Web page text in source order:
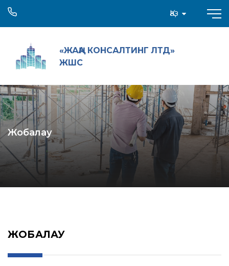
«ЖАҢА КОНСАЛТИНГ ЛТД»
ЖШС
Қаз
Жобалау
ЖОБАЛАУ